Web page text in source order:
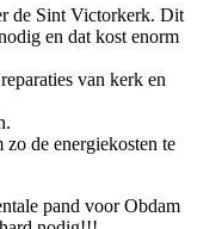
de Sint Victorkerk. Dit
en dat kost enorm
van kerk en
de energiekosten te
pand voor Obdam